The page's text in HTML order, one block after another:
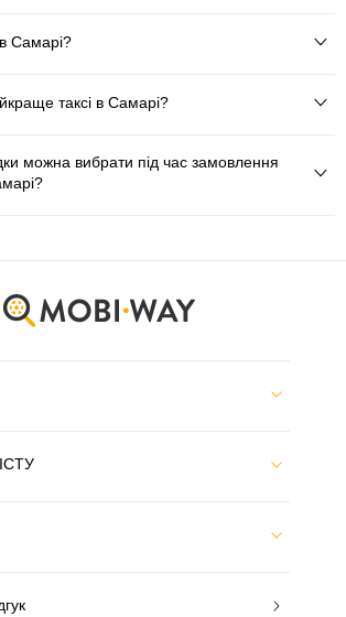
в Самарі?
таксі в Самарі?
можна вибрати під час замовлення